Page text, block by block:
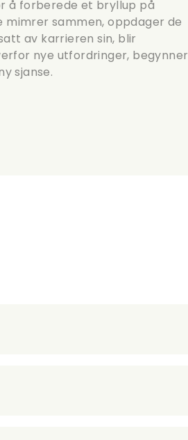
å forberede et bryllup på
mimrer sammen, oppdager de
av karrieren sin, blir
nye utfordringer, begynner
sjanse.